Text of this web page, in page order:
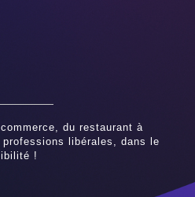
du restaurant à
professions libérales, dans le
!